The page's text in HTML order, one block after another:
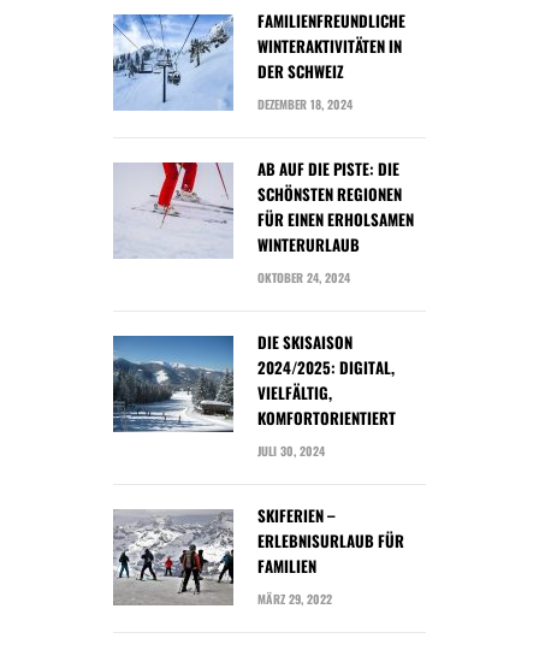
FAMILIENFREUNDLICHE
WINTERAKTIVITÄTEN IN
DER SCHWEIZ
DEZEMBER 18, 2024
AB AUF DIE PISTE: DIE
SCHÖNSTEN REGIONEN
FÜR EINEN ERHOLSAMEN
WINTERURLAUB
OKTOBER 24, 2024
DIE SKISAISON
2024/2025: DIGITAL,
VIELFÄLTIG,
KOMFORTORIENTIERT
JULI 30, 2024
SKIFERIEN –
ERLEBNISURLAUB FÜR
FAMILIEN
MÄRZ 29, 2022